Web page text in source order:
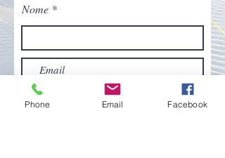
Nome
Phone Email Facebook